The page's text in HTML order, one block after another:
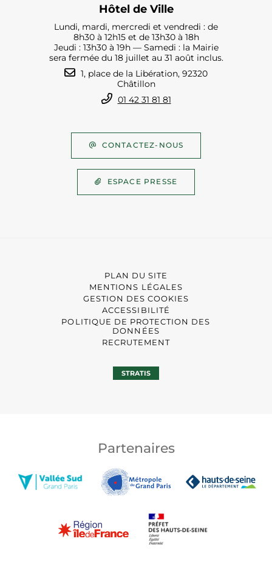
Hôtel de Ville
Lundi, mardi, mercredi et vendredi : de
8h30 à 12h15 et de 13h30 à 18h
Jeudi : 13h30 à 19h — Samedi : la Mairie
sera fermée du 18 juillet au 31 août inclus.
1, place de la Libération, 92320
Châtillon
01 42 31 81 81
CONTACTEZ-NOUS
ESPACE PRESSE
PLAN DU SITE
MENTIONS LÉGALES
GESTION DES COOKIES
ACCESSIBILITÉ
POLITIQUE DE PROTECTION DES
DONNÉES
RECRUTEMENT
STRATIS
Partenaires